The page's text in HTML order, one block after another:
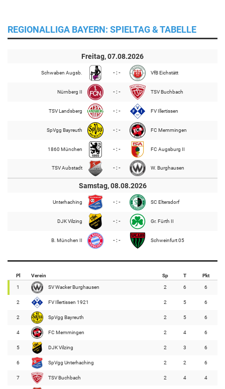
REGIONALLIGA BAYERN: SPIELTAG & TABELLE
Freitag, 07.08.2026
Schwaben Augsb. - : - VfB Eichstätt
Nürnberg II - : - TSV Buchbach
TSV Landsberg - : - FV Illertissen
SpVgg Bayreuth - : - FC Memmingen
1860 München - : - FC Augsburg II
TSV Aubstadt - : - W. Burghausen
Samstag, 08.08.2026
Unterhaching - : - SC Eltersdorf
DJK Vilzing - : - Gr. Fürth II
B. München II - : - Schweinfurt 05
Pl Verein Sp T Pkt
1 SV Wacker Burghausen 2 6 6
2 FV Illertissen 1921 2 5 6
2 SpVgg Bayreuth 2 5 6
4 FC Memmingen 2 4 6
5 DJK Vilzing 2 3 6
6 SpVgg Unterhaching 2 2 6
7 TSV Buchbach 2 4 4